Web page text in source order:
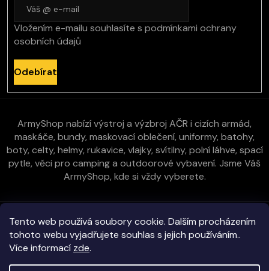
Tento web používá soubory cookie. Dalším procházením
tohoto webu vyjadřujete souhlas s jejich používáním..
Více informací zde.
Vložením e-mailu souhlasíte s podmínkami ochrany
osobních údajů
Odebírat
ArmyShop nabízí výstroj a výzbroj AČR i cizích armád,
maskáče, bundy, maskovací oblečení, uniformy, batohy,
boty, celty, helmy, rukavice, vlajky, svítilny, polní láhve, spací
pytle, věci pro camping a outdoorové vybavení. Jsme Váš
ArmyShop, kde si vždy vyberete.
Zákaznická péče
Vše o nákupu